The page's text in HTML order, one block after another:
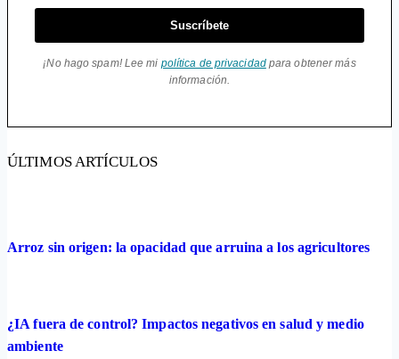
Suscríbete
¡No hago spam! Lee mi política de privacidadpara obtener más
información.
ÚLTIMOS ARTÍCULOS
Arroz sin origen: la opacidad que arruina a los agricultores
¿IA fuera de control? Impactos negativos en salud y medio
ambiente